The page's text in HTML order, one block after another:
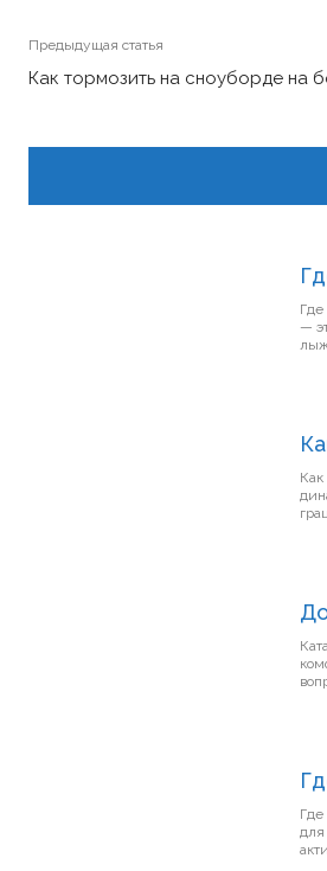
Предыдущая статья
Как тормозить на сноуборде на
Где
—
Катание
Где
для